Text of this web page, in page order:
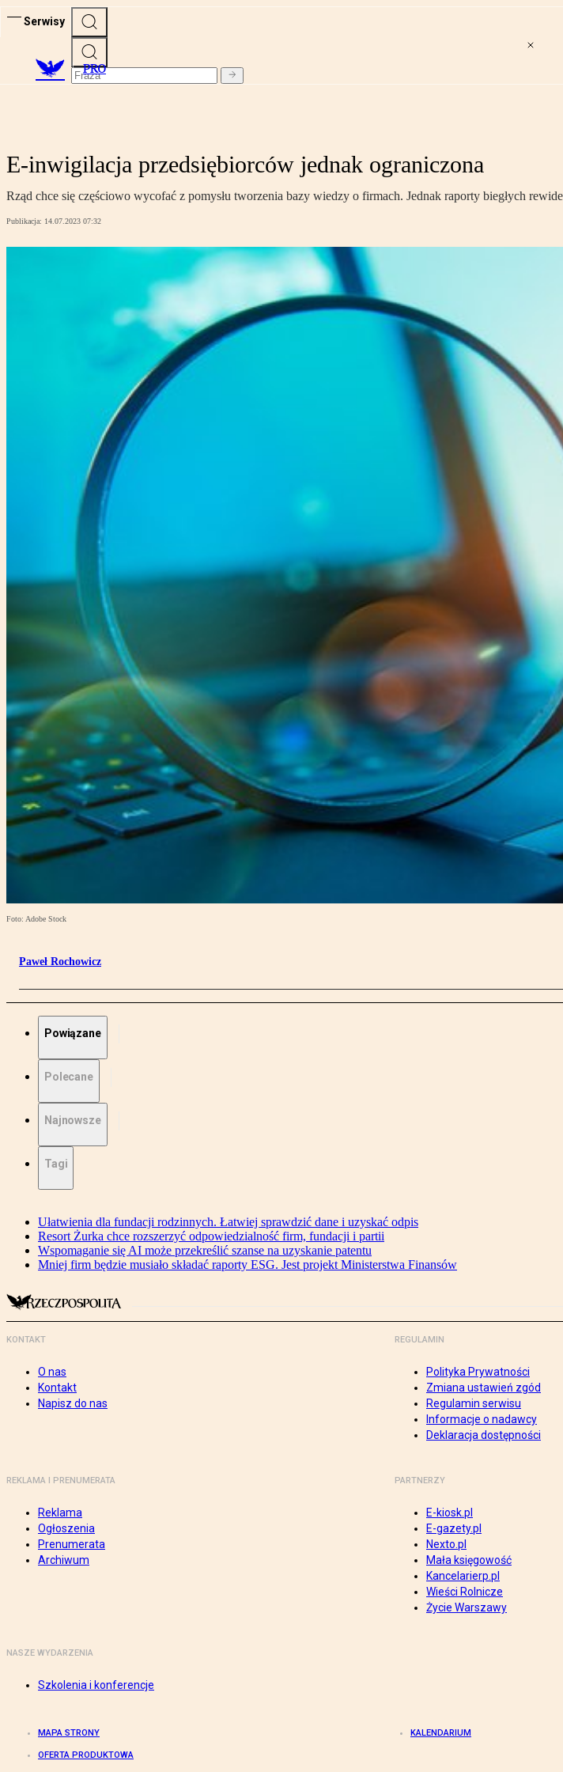
Serwisy
PRO
E-inwigilacja przedsiębiorców jednak ograniczona
Rząd chce się częściowo wycofać z pomysłu tworzenia bazy wiedzy o firmach. Jednak raporty biegłych
Publikacja: 14.07.2023 07:32
Foto: Adobe Stock
Paweł Rochowicz
Powiązane
Polecane
Najnowsze
Tagi
Ułatwienia dla fundacji rodzinnych. Łatwiej sprawdzić dane i uzyskać odpis
Resort Żurka chce rozszerzyć odpowiedzialność firm, fundacji i partii
Wspomaganie się AI może przekreślić szanse na uzyskanie patentu
Mniej firm będzie musiało składać raporty ESG. Jest projekt Ministerstwa Finansów
KONTAKT
O nas
Kontakt
Napisz do nas
REGULAMIN
Polityka Prywatności
Zmiana ustawień zgód
Regulamin serwisu
Informacje o nadawcy
Deklaracja dostępności
REKLAMA I PRENUMERATA
Reklama
Ogłoszenia
Prenumerata
Archiwum
PARTNERZY
E-kiosk.pl
E-gazety.pl
Nexto.pl
Mała księgowość
Kancelarierp.pl
Wieści Rolnicze
Życie Warszawy
NASZE WYDARZENIA
Szkolenia i konferencje
MAPA STRONY KALENDARIUM
OFERTA PRODUKTOWA